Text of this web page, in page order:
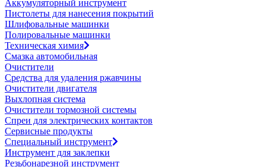
Аккумуляторный инструмент
Пистолеты для нанесения покрытий
Шлифовальные машинки
Полировальные машинки
Техническая химия
Смазка автомобильная
Очистители
Средства для удаления ржавчины
Очистители двигателя
Выхлопная система
Очистители тормозной системы
Спреи для электрических контактов
Сервисные продукты
Специальный инструмент
Инструмент для заклепки
Резьбонарезной инструмент